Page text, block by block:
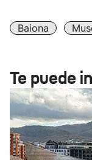
Baiona
Te puede